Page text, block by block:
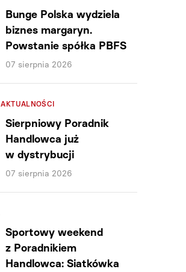
Bunge Polska wydziela
biznes margaryn.
Powstanie spółka PBFS
07 sierpnia 2026
AKTUALNOŚCI
Sierpniowy Poradnik
Handlowca już
w dystrybucji
07 sierpnia 2026
Sportowy weekend
z Poradnikiem
Handlowca: Siatkówka